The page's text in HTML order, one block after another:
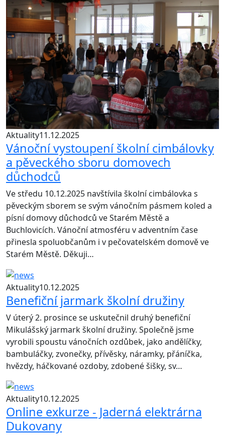
Aktuality11.12.2025
Vánoční vystoupení školní cimbálovky
a pěveckého sboru domovech
důchodců
Ve středu 10.12.2025 navštívila školní cimbálovka s
pěveckým sborem se svým vánočním pásmem koled a
písní domovy důchodců ve Starém Městě a
Buchlovicích. Vánoční atmosféru v adventním čase
přinesla spoluobčanům i v pečovatelském domově ve
Starém Městě. Děkuji…
Aktuality10.12.2025
Benefiční jarmark školní družiny
V úterý 2. prosince se uskutečnil druhý benefiční
Mikulášský jarmark školní družiny. Společně jsme
vyrobili spoustu vánočních ozdůbek, jako andělíčky,
bambuláčky, zvonečky, přívěsky, náramky, přáníčka,
hvězdy, háčkované ozdoby, zdobené šišky, sv…
Aktuality10.12.2025
Online exkurze - Jaderná elektrárna
Dukovany